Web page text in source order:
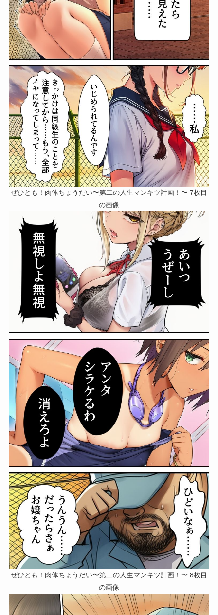
ぜひとも！肉体ちょうだい〜第二の人生マンキツ計画！〜 7枚目
の画像
ぜひとも！肉体ちょうだい〜第二の人生マンキツ計画！〜 8枚目
の画像